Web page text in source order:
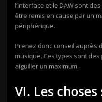
l’interface et le DAW sont
être remis en cause par un
périphérique.
Prenez donc conseil auprès
musique. Ces types sont
aiguiller un maximum.
VI. Les